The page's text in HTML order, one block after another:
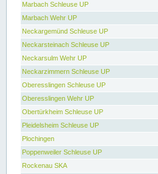
Marbach Schleuse UP
Marbach Wehr UP
Neckargemünd Schleuse UP
Neckarsteinach Schleuse UP
Neckarsulm Wehr UP
Neckarzimmern Schleuse UP
Oberesslingen Schleuse UP
Oberesslingen Wehr UP
Obertürkheim Schleuse UP
Pleidelsheim Schleuse UP
Plochingen
Poppenweiler Schleuse UP
Rockenau SKA